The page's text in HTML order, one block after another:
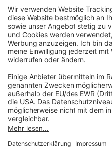
service@forum-verlag.com
Mo-Do 07:30 - 17:00 Uhr
Fr 07:30 - 15:00 Uhr
Folgen Sie uns
Impressum
Datenschutz